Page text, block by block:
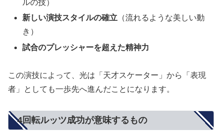
ルの技）
新しい演技スタイルの確立 （流れるような美しい動
き）
試合のプレッシャーを超えた精神力
この演技によって、光は「天才スケーター」から「表現
者」としても一歩先へ進んだことになります。
4回転ルッツ成功が意味するもの